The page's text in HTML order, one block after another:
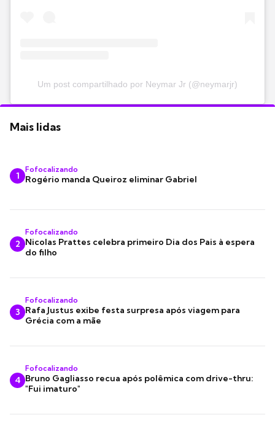
Um post compartilhado por Neymar Jr (@neymarjr)
Mais lidas
1
Fofocalizando
Rogério manda Queiroz eliminar Gabriel
2
Fofocalizando
Nicolas Prattes celebra primeiro Dia dos Pais à espera
do filho
3
Fofocalizando
Rafa Justus exibe festa surpresa após viagem para
Grécia com a mãe
4
Fofocalizando
Bruno Gagliasso recua após polêmica com drive-thru:
"Fui imaturo"